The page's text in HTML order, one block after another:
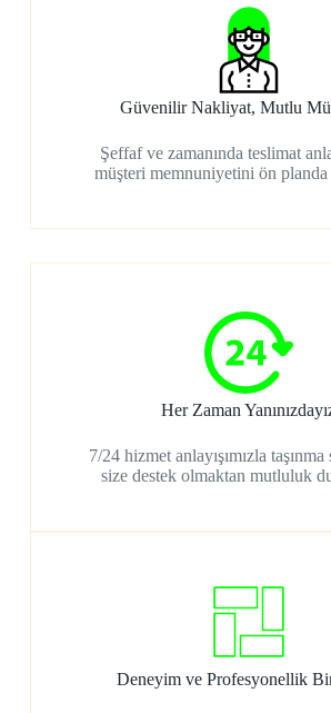
Güvenilir Nakliyat, Mutlu
Şeffaf ve zamanında teslimat
müşteri memnuniyetini ön
Her Zaman
7/24 hizmet anlayışımızla
size destek olmaktan mutluluk
Deneyim ve Profesyonellik